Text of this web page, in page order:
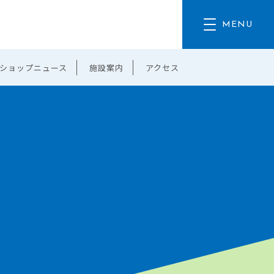
ョップニュース 施設案内 アクセス